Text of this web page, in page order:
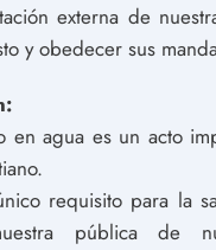
externa de
y obedecer sus
en agua es un acto
requisito para la
pública de